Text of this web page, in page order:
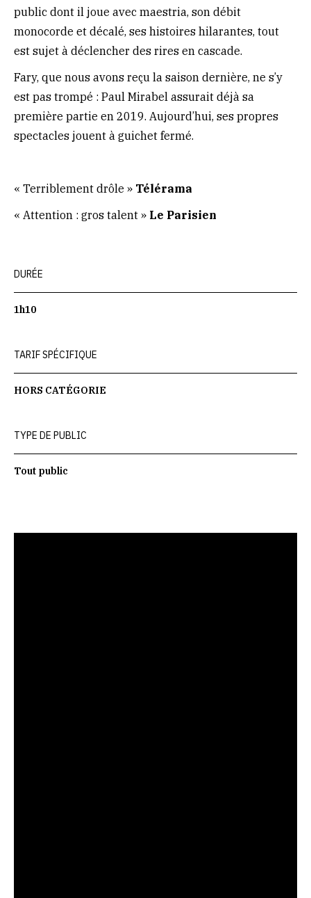
public dont il joue avec maestria, son débit
monocorde et décalé, ses histoires hilarantes, tout
est sujet à déclencher des rires en cascade.
Fary, que nous avons reçu la saison dernière, ne s’y
est pas trompé : Paul Mirabel assurait déjà sa
première partie en 2019. Aujourd’hui, ses propres
spectacles jouent à guichet fermé.
« Terriblement drôle » Télérama
« Attention : gros talent » Le Parisien
DURÉE
1h10
TARIF SPÉCIFIQUE
HORS CATÉGORIE
TYPE DE PUBLIC
Tout public